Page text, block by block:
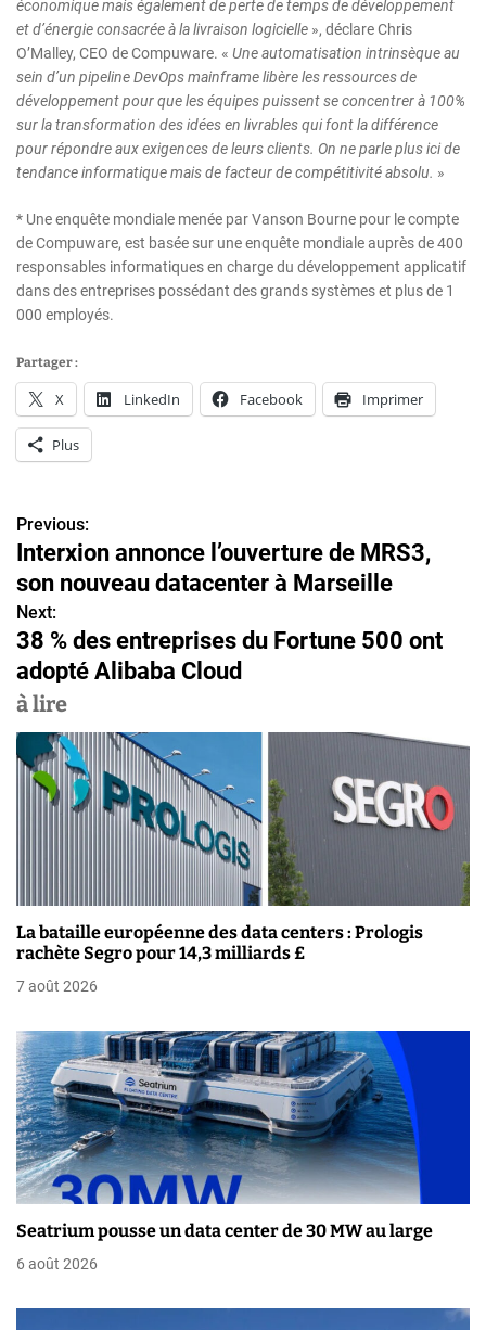
économique mais également de perte de temps de développement
et d’énergie consacrée à la livraison logicielle », déclare Chris
O’Malley, CEO de Compuware. « Une automatisation intrinsèque au
sein d’un pipeline DevOps mainframe libère les ressources de
développement pour que les équipes puissent se concentrer à 100%
sur la transformation des idées en livrables qui font la différence
pour répondre aux exigences de leurs clients. On ne parle plus ici de
tendance informatique mais de facteur de compétitivité absolu. »
* Une enquête mondiale menée par Vanson Bourne pour le compte
de Compuware, est basée sur une enquête mondiale auprès de 400
responsables informatiques en charge du développement applicatif
dans des entreprises possédant des grands systèmes et plus de 1
000 employés.
Partager :
X LinkedIn Facebook Imprimer
Plus
N
a
v
i
g
a
n
d
e
l
’
a
r
t
i
c
l
Previous:
Interxion annonce l’ouverture de MRS3,
son nouveau datacenter à Marseille
Next:
38 % des entreprises du Fortune 500 ont
adopté Alibaba Cloud
à lire
La bataille européenne des data centers : Prologis
rachète Segro pour 14,3 milliards £
7 août 2026
Seatrium pousse un data center de 30 MW au large
6 août 2026